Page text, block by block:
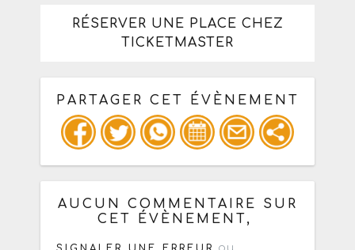
RÉSERVER UNE PLACE CHEZ
TICKETMASTER
PARTAGER CET ÉVÈNEMENT
Copiez les infos ci-dessous pour un
: mail / forum / réseau social
AUCUN COMMENTAIRE SUR
CET ÉVÈNEMENT,